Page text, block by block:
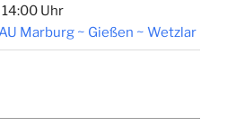
Uhr
Marburg ~ Gießen ~ Wetzlar